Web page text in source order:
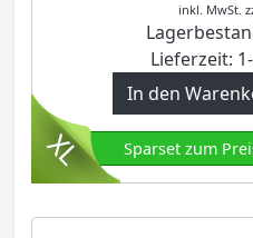
inkl. MwSt.
Lieferzeit:
In den
Sparset zum